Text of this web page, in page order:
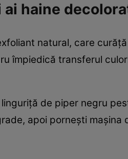
ai haine
natural, care
împiedică transferul
de piper negru
apoi porneşti maşina